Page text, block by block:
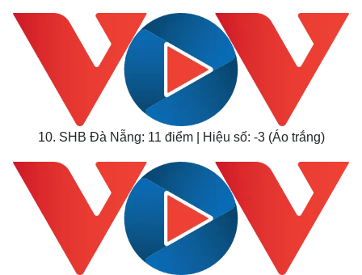
10. SHB Đà Nẵng: 11 điểm | Hiệu số: -3 (Áo trắng)